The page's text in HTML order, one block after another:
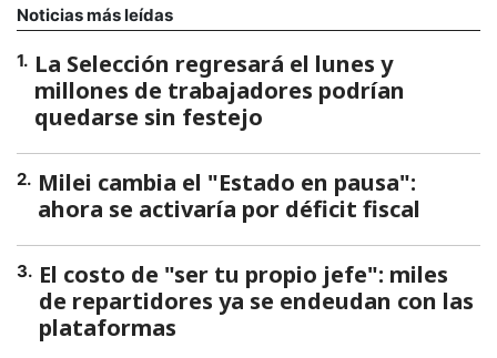
1. La Selección regresará el lunes y
millones de trabajadores podrían
quedarse sin festejo
ahora se activaría por déficit fiscal
de repartidores ya se endeudan con las
plataformas